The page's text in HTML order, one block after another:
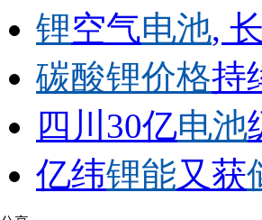
锂空气电池,
碳酸锂价格持
四川30亿电池
亿纬锂能又获